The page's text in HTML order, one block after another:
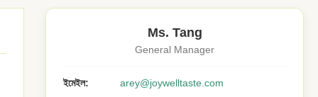
Ms. Tang
General Manager
ইমেইল:
arey@joywelltaste.com